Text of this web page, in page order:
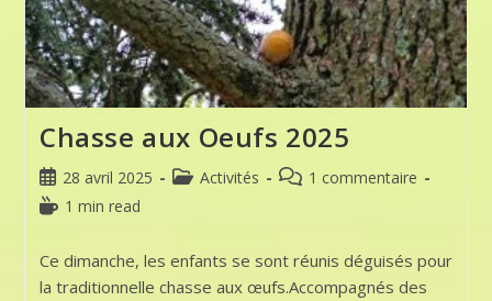
Du
7
Mai
2025
Chasse aux Oeufs 2025
Publication
publiée :
28 avril 2025
PostActivités
Commentaires
1 commentaire
Temps
lecture :
1 min read
Ce dimanche, les enfants se sont réunis déguisés pour
la traditionnelle chasse aux œufs.Accompagnés des